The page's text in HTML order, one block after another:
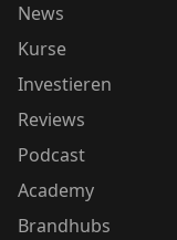
News
Kurse
Investieren
Reviews
Podcast
Academy
Brandhubs